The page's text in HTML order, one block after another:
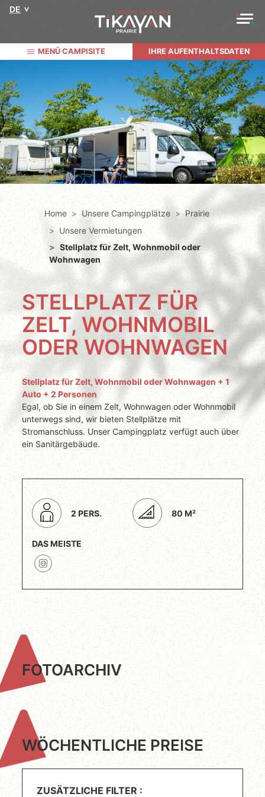
DE
MENÜ CAMPISITE IHRE AUFENTHALTSDATEN
Home Unsere Campingplätze
Prairie
Unsere Vermietungen
Stellplatz für Zelt, Wohnmobil oder
Wohnwagen
STELLPLATZ FÜR
ZELT, WOHNMOBIL
ODER WOHNWAGEN
Stellplatz für Zelt, Wohnmobil oder Wohnwagen + 1
Auto + 2 Personen
Egal, ob Sie in einem Zelt, Wohnwagen oder Wohnmobil
unterwegs sind, wir bieten Stellplätze mit
Stromanschluss. Unser Campingplatz verfügt auch über
ein Sanitärgebäude.
2 PERS. 80 M²
DAS MEISTE
FOTOARCHIV
WÖCHENTLICHE PREISE
ZUSÄTZLICHE FILTER :